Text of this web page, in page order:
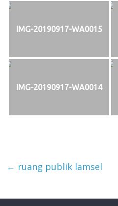
IMG-20190917-WA0015
IMG-20190917-WA0014
← ruang publik lamsel